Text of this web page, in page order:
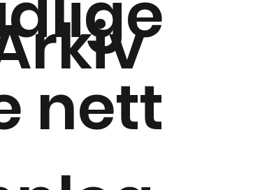
nett